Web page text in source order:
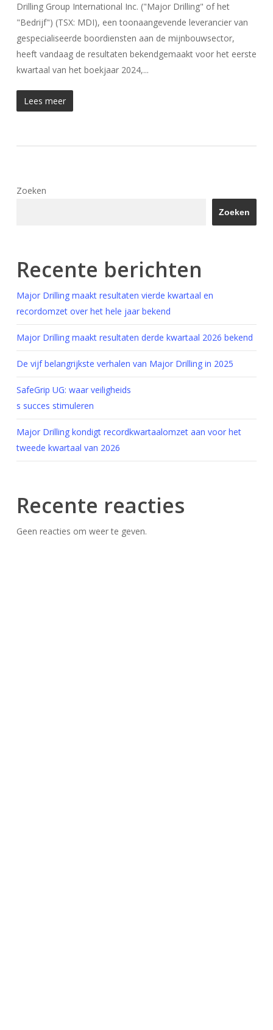
Drilling Group International Inc. ("Major Drilling" of het
"Bedrijf") (TSX: MDI), een toonaangevende leverancier van
gespecialiseerde boordiensten aan de mijnbouwsector,
heeft vandaag de resultaten bekendgemaakt voor het eerste
kwartaal van het boekjaar 2024,...
Lees meer
Zoeken
Zoeken
Recente berichten
Major Drilling maakt resultaten vierde kwartaal en
recordomzet over het hele jaar bekend
Major Drilling maakt resultaten derde kwartaal 2026 bekend
De vijf belangrijkste verhalen van Major Drilling in 2025
SafeGrip UG: waar veiligheids
s succes stimuleren
Major Drilling kondigt recordkwartaalomzet aan voor het
tweede kwartaal van 2026
Recente reacties
Geen reacties om weer te geven.